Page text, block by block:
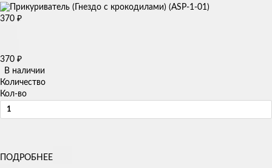
370 ₽
370 ₽
В наличии
Количество
Кол-во
ПОДРОБНЕЕ